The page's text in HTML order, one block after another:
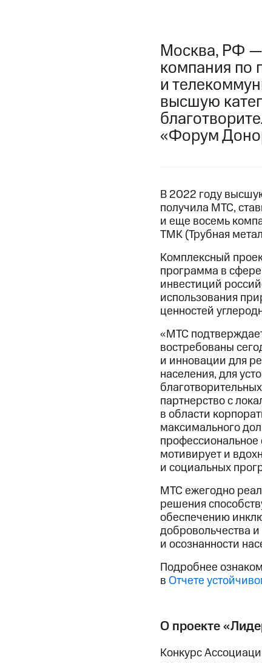
Москва, РФ —
компания по
и
высшую
«Форум
В 2022 году
получила МТС,
и еще восемь
ТМК (Трубная
Комплексный
программа в
инвестиций
использования
ценностей
«МТС
востребованы
и инновации для
населения, для
партнерство с
в области
максимального
мотивирует и
и социальных
МТС ежегодно
решения
обеспечению
добровольчества
и осознанности
Подробнее
в Отчете
О проекте
Конкурс